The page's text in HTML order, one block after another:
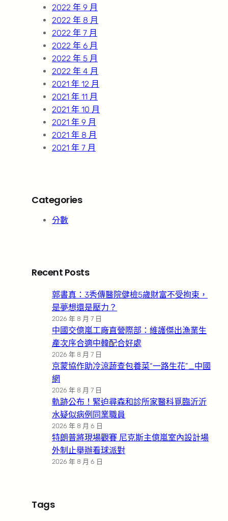
2022 年 9 月
2022 年 8 月
2022 年 7 月
2022 年 6 月
2022 年 5 月
2022 年 4 月
2021 年 12 月
2021 年 11 月
2021 年 10 月
2021 年 9 月
2021 年 8 月
2021 年 7 月
Categories
分數
Recent Posts
郭書真：3秀傳醫院健檢5歲財富不受拘束，
是夢想還是壓力？
2026 年 8 月 7 日
中國交億嵐工廠直營際部：維護傑出漁業生
產次序合適中韓配合好處
2026 年 8 月 7 日
京蒙協作助冷涼蔬查包養菜“一路生花”_中國
網
2026 年 8 月 7 日
軌跡公布！緊迫尋森和診所家醫科覓臨沂沂
水疑似病例同業職員
2026 年 8 月 6 日
特朗普將現場觀賽 尼克斯主億嵐室內設計場
外制止舉辦看球派對
2026 年 8 月 6 日
Tags